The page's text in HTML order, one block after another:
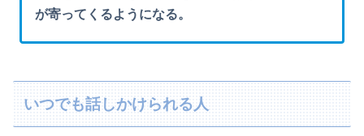
が寄ってくるようになる。
いつでも話しかけられる人